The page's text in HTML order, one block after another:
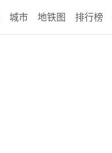
城市 地铁图 排行榜